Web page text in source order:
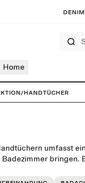
Home
/Handtücher
umfasst
bringen.